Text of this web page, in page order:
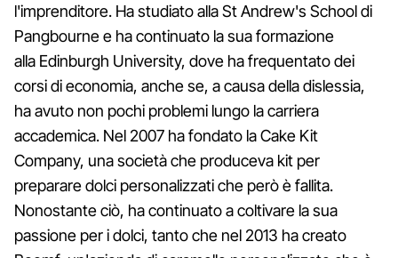
l'imprenditore. Ha studiato alla St Andrew's School di
Pangbourne e ha continuato la sua formazione
alla Edinburgh University, dove ha frequentato dei
corsi di economia, anche se, a causa della dislessia,
ha avuto non pochi problemi lungo la carriera
accademica. Nel 2007 ha fondato la Cake Kit
Company, una società che produceva kit per
preparare dolci personalizzati che però è fallita.
Nonostante ciò, ha continuato a coltivare la sua
passione per i dolci, tanto che nel 2013 ha creato